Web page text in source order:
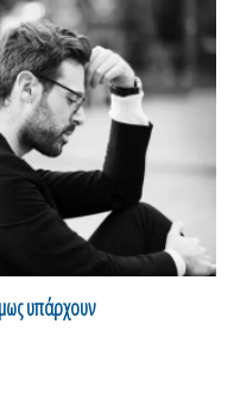
υπάρχουν